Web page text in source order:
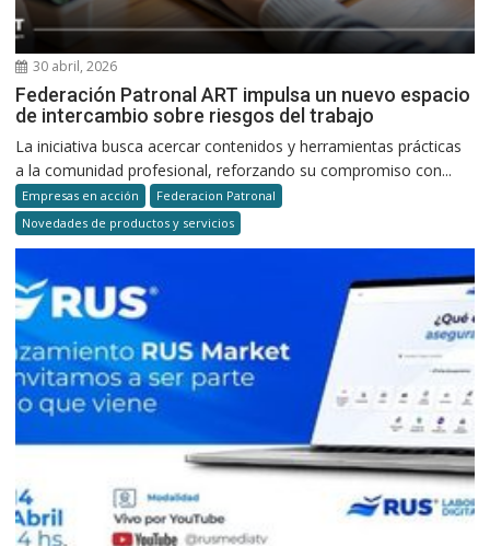
30 abril, 2026
Federación Patronal ART impulsa un nuevo espacio
de intercambio sobre riesgos del trabajo
La iniciativa busca acercar contenidos y herramientas prácticas
a la comunidad profesional, reforzando su compromiso con...
Empresas en acción
Federacion Patronal
Novedades de productos y servicios